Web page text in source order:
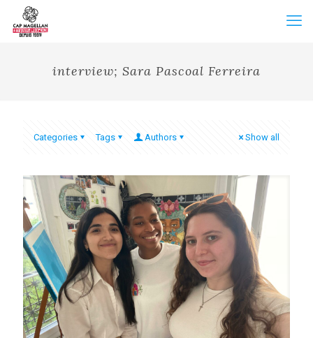
interview; Sara Pascoal Ferreira
Categories Tags Authors Show all